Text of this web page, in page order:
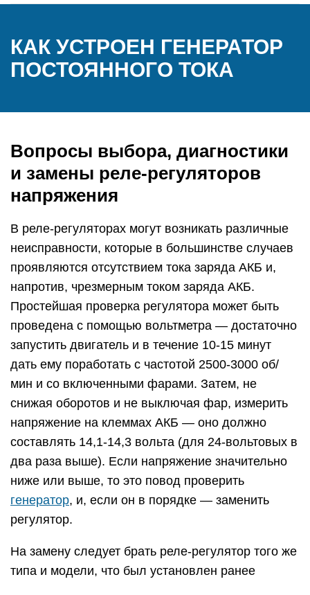
КАК УСТРОЕН ГЕНЕРАТОР
ПОСТОЯННОГО ТОКА
Вопросы выбора, диагностики
и замены реле-регуляторов
напряжения
В реле-регуляторах могут возникать различные
неисправности, которые в большинстве случаев
проявляются отсутствием тока заряда АКБ и,
напротив, чрезмерным током заряда АКБ.
Простейшая проверка регулятора может быть
проведена с помощью вольтметра — достаточно
запустить двигатель и в течение 10-15 минут
дать ему поработать с частотой 2500-3000 об/
мин и со включенными фарами. Затем, не
снижая оборотов и не выключая фар, измерить
напряжение на клеммах АКБ — оно должно
составлять 14,1-14,3 вольта (для 24-вольтовых в
два раза выше). Если напряжение значительно
ниже или выше, то это повод проверить
генератор, и, если он в порядке — заменить
регулятор.
На замену следует брать реле-регулятор того же
типа и модели, что был установлен ранее